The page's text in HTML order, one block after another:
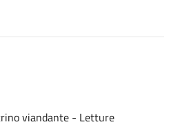
viandante - Letture